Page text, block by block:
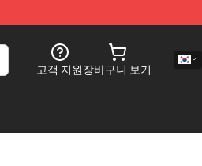
고객 지원장바구니 보기